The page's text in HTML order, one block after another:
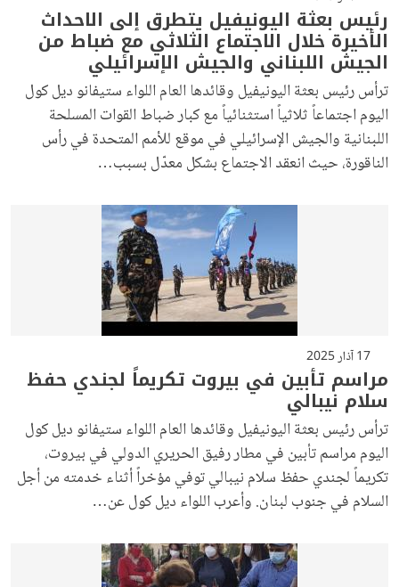
رئيس بعثة اليونيفيل يتطرق إلى الاحداث
الأخيرة خلال الاجتماع الثلاثي مع ضباط من
الجيش اللبناني والجيش الإسرائيلي
ترأس رئيس بعثة اليونيفيل وقائدها العام اللواء ستيفانو ديل كول
اليوم اجتماعاً ثلاثياً استثنائياً مع كبار ضباط القوات المسلحة
اللبنانية والجيش الإسرائيلي في موقع للأمم المتحدة في رأس
الناقورة، حيث انعقد الاجتماع بشكل معدّل بسبب…
17 آذار 2025
مراسم تأبين في بيروت تكريماً لجندي حفظ
سلام نيبالي
ترأس رئيس بعثة اليونيفيل وقائدها العام اللواء ستيفانو ديل كول
اليوم مراسم تأبين في مطار رفيق الحريري الدولي في بيروت،
تكريماً لجندي حفظ سلام نيبالي توفي مؤخراً أثناء خدمته من أجل
السلام في جنوب لبنان. وأعرب اللواء ديل كول عن…